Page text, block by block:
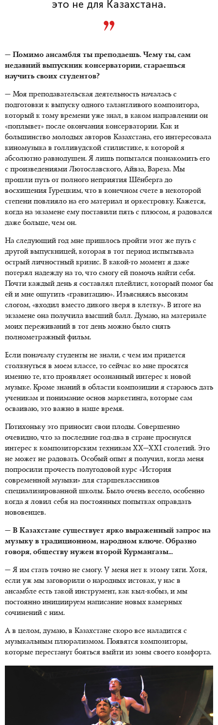
это не для Казахстана.
— Помимо ансамбля ты преподаешь. Чему ты, сам
недавний выпускник консерватории, стараешься
научить своих студентов?
— Моя преподавательская деятельность началась с
подготовки к выпуску одного талантливого композитора,
который к тому времени уже знал, в каком направлении он
«поплывет» после окончания консерватории. Как и
большинство молодых авторов Казахстана, его интересовала
киномузыка в голливудской стилистике, к которой я
абсолютно равнодушен. Я лишь попытался познакомить его
с произведениями Лютославского, Айвза, Вареза. Мы
прошли путь от полного неприятия Шёнберга до
восхищения Гурецким, что в конечном счете в некоторой
степени повлияло на его материал и оркестровку. Кажется,
когда на экзамене ему поставили пять с плюсом, я радовался
даже больше, чем он.
На следующий год мне пришлось пройти этот же путь с
другой выпускницей, которая в тот период испытывала
острый личностный кризис. В какой-то момент я даже
потерял надежду на то, что смогу ей помочь найти себя.
Почти каждый день я составлял плейлист, который помог бы
ей и мне ощутить «гравитацию». Изъясняясь высоким
слогом, «входил вместо дикого зверя в клетку». В итоге на
экзамене она получила высший балл. Думаю, на материале
моих переживаний в тот день можно было снять
полнометражный фильм.
Если поначалу студенты не знали, с чем им придется
столкнуться в моем классе, то сейчас ко мне просятся
именно те, кто проявляет осознанный интерес к новой
музыке. Кроме знаний в области композиции я стараюсь дать
ученикам и понимание основ маркетинга, которые сам
осваиваю, это важно в наше время.
Потихоньку это приносит свои плоды. Совершенно
очевидно, что за последние год-два в стране проснулся
интерес к композиторским техникам XX—XXI столетий. Это
не может не радовать. Особый опыт я получил, когда меня
попросили прочесть полугодовой курс «История
современной музыки» для старшеклассников
специализированной школы. Было очень весело, особенно
когда я ловил себя на постоянных попытках оправдать
нововенцев.
— В Казахстане существует ярко выраженный запрос на
музыку в традиционном, народном ключе. Образно
говоря, обществу нужен второй Курмангазы...
— Я им стать точно не смогу. У меня нет к этому тяги. Хотя,
если уж мы заговорили о народных истоках, у нас в
ансамбле есть такой инструмент, как кыл-кобыз, и мы
постоянно инициируем написание новых камерных
сочинений с ним.
А в целом, думаю, в Казахстане скоро все наладится с
музыкальным плюрализмом. Появятся композиторы,
которые перестанут бояться выйти из зоны своего комфорта.